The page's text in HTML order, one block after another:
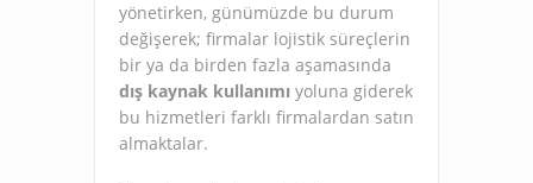
yönetirken, günümüzde bu durum
değişerek; firmalar lojistik süreçlerin
bir ya da birden fazla aşamasında
dış kaynak kullanımı yoluna giderek
bu hizmetleri farklı firmalardan satın
almaktalar.